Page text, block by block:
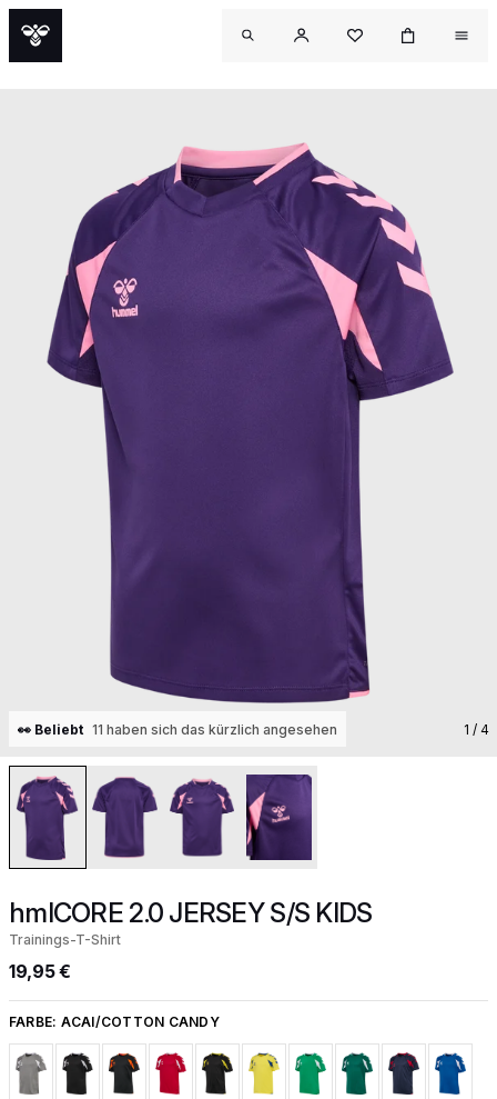
👀 Beliebt 11 haben sich das kürzlich angesehen 1 / 4
hmlCORE 2.0 JERSEY S/S KIDS
Trainings-T-Shirt
19,95 €
FARBE: ACAI/COTTON CANDY